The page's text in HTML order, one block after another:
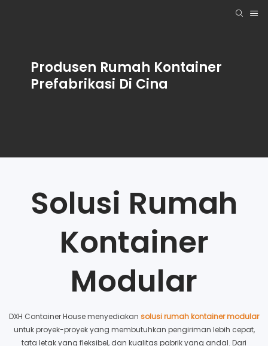
Produsen Rumah Kontainer
Prefabrikasi Di Cina
Solusi Rumah
Kontainer
Modular
DXH Container House menyediakan solusi rumah kontainer modular
untuk proyek-proyek yang membutuhkan pengiriman lebih cepat,
tata letak yang fleksibel, dan kualitas pabrik yang andal. Dari